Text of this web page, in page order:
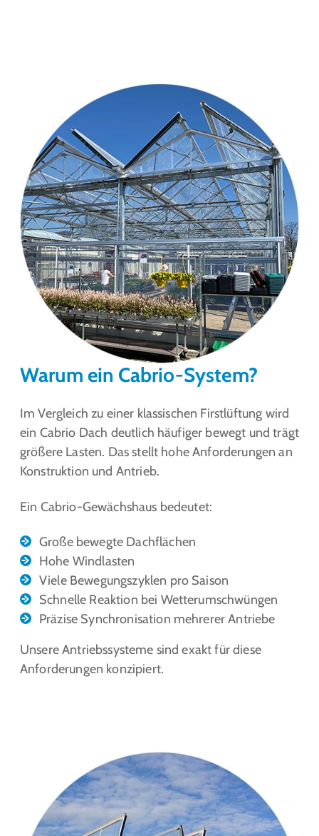
Warum ein Cabrio-System?
Im Vergleich zu einer klassischen Firstlüftung wird
ein Cabrio Dach deutlich häufiger bewegt und trägt
größere Lasten. Das stellt hohe Anforderungen an
Konstruktion und Antrieb.
Ein Cabrio-Gewächshaus bedeutet:
Große bewegte Dachflächen
Hohe Windlasten
Viele Bewegungszyklen pro Saison
Schnelle Reaktion bei Wetterumschwüngen
Präzise Synchronisation mehrerer Antriebe
Unsere Antriebssysteme sind exakt für diese
Anforderungen konzipiert.